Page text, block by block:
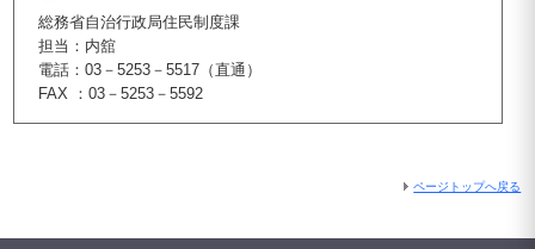
総務省自治行政局住民制度課
担当：内舘
電話：03－5253－5517（直通）
FAX ：03－5253－5592
ページトップへ戻る